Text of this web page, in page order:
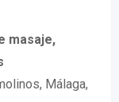
masaje,
Málaga,